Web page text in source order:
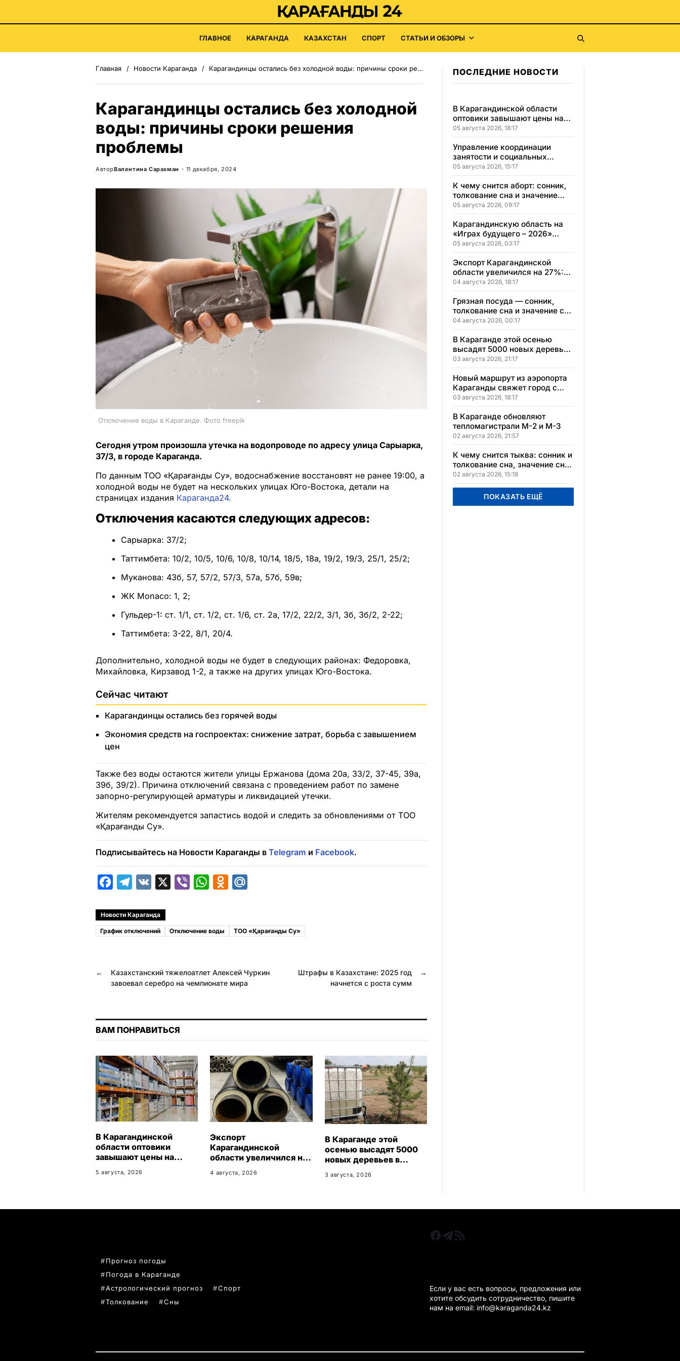
ГЛАВНОЕ КАРАГАНДА КАЗАХСТАН СПОРТ СТАТЬИ И ОБЗОРЫ
Главная Новости Караганда Карагандинцы остались без холодной воды: причины сроки решения проблемы
Карагандинцы остались без холодной
воды: причины сроки решения
проблемы
АвторВалентина Сарахман 11 декабря, 2024
Отключение воды в Караганде. Фото freepik
Сегодня утром произошла утечка на водопроводе по адресу улица Сарыарка,
37/3, в городе Караганда.
По данным ТОО «Қарағанды Су», водоснабжение восстановят не ранее 19:00, а
холодной воды не будет на нескольких улицах Юго-Востока, детали на
страницах издания Караганда24.
Отключения касаются следующих адресов:
Сарыарка: 37/2;
Таттимбета: 10/2, 10/5, 10/6, 10/8, 10/14, 18/5, 18а, 19/2, 19/3, 25/1, 25/2;
Муканова: 43б, 57, 57/2, 57/3, 57а, 57б, 59в;
ЖК Monaco: 1, 2;
Гульдер-1: ст. 1/1, ст. 1/2, ст. 1/6, ст. 2а, 17/2, 22/2, 3/1, 3б, 3б/2, 2-22;
Таттимбета: 3-22, 8/1, 20/4.
Дополнительно, холодной воды не будет в следующих районах: Федоровка,
Михайловка, Кирзавод 1-2, а также на других улицах Юго-Востока.
Сейчас читают
Карагандинцы остались без горячей воды
Экономия средств на госпроектах: снижение затрат, борьба с завышением
цен
Также без воды остаются жители улицы Ержанова (дома 20а, 33/2, 37-45, 39а,
39б, 39/2). Причина отключений связана с проведением работ по замене
запорно-регулирующей арматуры и ликвидацией утечки.
Жителям рекомендуется запастись водой и следить за обновлениями от ТОО
«Қарағанды Су».
Подписывайтесь на Новости Караганды в Telegram и Facebook.
c
e
o
k
l
e
a
m
e
W
t
p
p
o
a
s
n
i
l
u
Новости Караганда
График отключений Отключение воды ТОО «Қарағанды Су»
←
Казахстанский тяжелоатлет Алексей Чуркин
завоевал серебро на чемпионате мира
→
Штрафы в Казахстане: 2025 год
начнется с роста сумм
ВАМ ПОНРАВИТЬСЯ
В Карагандинской
области оптовики
завышают цены на
5 августа, 2026
Экспорт
Карагандинской
области увеличился на
новые рынки
4 августа, 2026
В Караганде этой
осенью высадят 5000
новых деревьев в
3 августа, 2026
ПОСЛЕДНИЕ НОВОСТИ
В Карагандинской области
оптовики завышают цены на
продукты до 50%
05 августа 2026, 18:17
Управление координации
занятости и социальных
программ Карагандинской
области сменило место
расположения
05 августа 2026, 15:17
К чему снится аборт: сонник,
толкование сна и значение
увиденного
05 августа 2026, 09:17
Карагандинскую область на
«Играх будущего – 2026»
представят два коллектива
05 августа 2026, 03:17
Экспорт Карагандинской
области увеличился на 27%:
регион осваивает новые
рынки
04 августа 2026, 18:17
Грязная посуда — сонник,
толкование сна и значение сна
по мотивам ваших ощущений
и переживаний
04 августа 2026, 00:17
В Караганде этой осенью
высадят 5000 новых деревьев
в экопарке
03 августа 2026, 21:17
Новый маршрут из аэропорта
Караганды свяжет город с
другими регионами
Казахстана
03 августа 2026, 18:17
В Караганде обновляют
тепломагистрали М-2 и М-3
02 августа 2026, 21:57
К чему снится тыква: сонник и
толкование сна, значение сна
в различных культурах
02 августа 2026, 15:18
ПОКАЗАТЬ ЕЩЁ
Прогноз погоды
Погода в Караганде
Астрологический прогноз
Спорт
Толкование
Сны
Если у вас есть вопросы, предложения или
хотите обсудить сотрудничество, пишите
нам на email: info@karaganda24.kz